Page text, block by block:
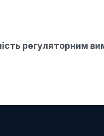
регуляторним